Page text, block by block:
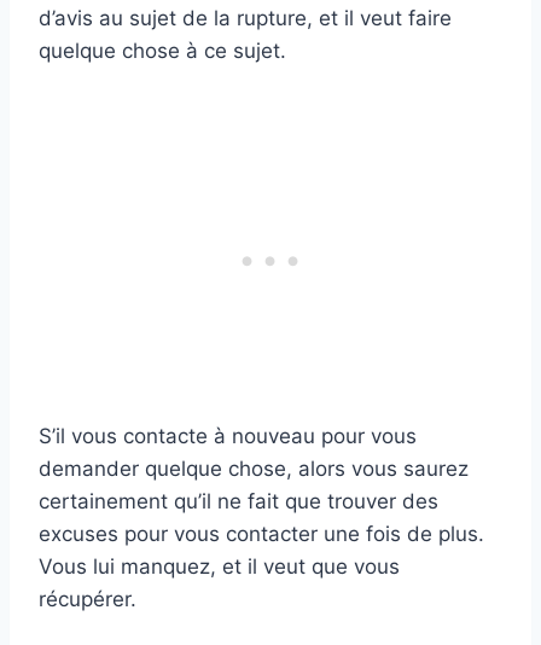
d’avis au sujet de la rupture, et il veut faire
quelque chose à ce sujet.
S’il vous contacte à nouveau pour vous
demander quelque chose, alors vous saurez
certainement qu’il ne fait que trouver des
excuses pour vous contacter une fois de plus.
Vous lui manquez, et il veut que vous
récupérer.